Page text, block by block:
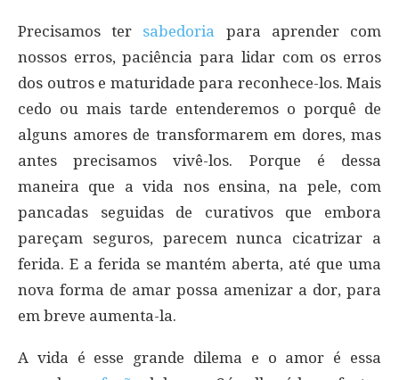
Precisamos ter sabedoria
para aprender com
nossos erros, paciência para lidar com os erros
dos outros e maturidade para reconhece-los. Mais
cedo ou mais tarde entenderemos o porquê de
alguns amores de transformarem em dores, mas
antes precisamos vivê-los. Porque é dessa
maneira que a vida nos ensina, na pele, com
pancadas seguidas de curativos que embora
pareçam seguros, parecem nunca cicatrizar a
ferida. E a ferida se mantém aberta, até que uma
nova forma de amar possa amenizar a dor, para
em breve aumenta-la.
A vida é esse grande dilema e o amor é essa